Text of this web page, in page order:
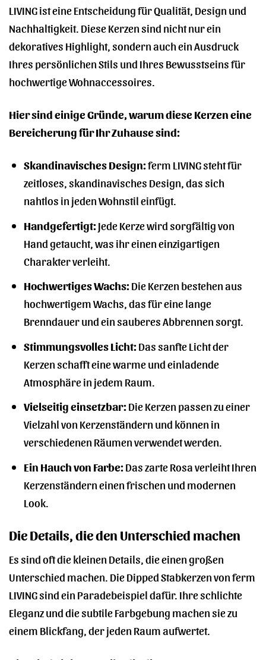
LIVING ist eine Entscheidung für Qualität, Design und
Nachhaltigkeit. Diese Kerzen sind nicht nur ein
dekoratives Highlight, sondern auch ein Ausdruck
Ihres persönlichen Stils und Ihres Bewusstseins für
hochwertige Wohnaccessoires.
Hier sind einige Gründe, warum diese Kerzen eine
Bereicherung für Ihr Zuhause sind:
Skandinavisches Design:ferm LIVING steht für
zeitloses, skandinavisches Design, das sich
nahtlos in jeden Wohnstil einfügt.
Handgefertigt:Jede Kerze wird sorgfältig von
Hand getaucht, was ihr einen einzigartigen
Charakter verleiht.
Hochwertiges Wachs:Die Kerzen bestehen aus
hochwertigem Wachs, das für eine lange
Brenndauer und ein sauberes Abbrennen sorgt.
Stimmungsvolles Licht:Das sanfte Licht der
Kerzen schafft eine warme und einladende
Atmosphäre in jedem Raum.
Vielseitig einsetzbar:Die Kerzen passen zu einer
Vielzahl von Kerzenständern und können in
verschiedenen Räumen verwendet werden.
Ein Hauch von Farbe:Das zarte Rosa verleiht Ihren
Kerzenständern einen frischen und modernen
Look.
Die Details, die den Unterschied machen
Es sind oft die kleinen Details, die einen großen
Unterschied machen. Die Dipped Stabkerzen von ferm
LIVING sind ein Paradebeispiel dafür. Ihre schlichte
Eleganz und die subtile Farbgebung machen sie zu
einem Blickfang, der jeden Raum aufwertet.